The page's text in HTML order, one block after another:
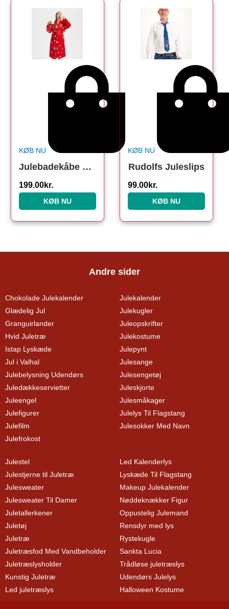
KØB NU
Julebadekåbe Rød
199.00kr.
KØB NU
KØB NU
Rudolfs Juleslips
99.00kr.
KØB NU
Andre sider
Chokolade Julekalender
Glædelig Jul
Granguirlander
Hvid Juletræ
Istap Lyskæde
Jul i Valhal
Julebelysning Udendørs
Juledækkeservietter
Juleengel
Julefigurer
Julefilm
Julefrokost
Julekalender
Julekugler
Juleopskrifter
Julekostume
Julepynt
Julesange
Julesengetøj
Juleskjorte
Julesmåkager
Julelys Til Flagstang
Julesokker Med Navn
Julestel
Julestjerne til Juletræ
Julesweater
Julesweater Til Damer
Juletallerkener
Juletøj
Juletræ
Juletræsfod Med Vandbeholder
Juletræslysholder
Kunstig Juletræ
Led juletræslys
Led Kalenderlys
Lyskæde Til Flagstang
Makeup Julekalender
Nøddeknækker Figur
Oppustelig Julemand
Rensdyr med lys
Rystekugle
Sankta Lucia
Trådløse juletræslys
Udendørs Julelys
Halloween Kostume